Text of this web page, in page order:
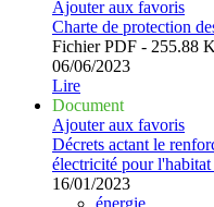
Ajouter aux favoris
Charte de protection
Fichier PDF - 255.88
06/06/2023
Lire
Document
Ajouter aux favoris
Décrets actant le
électricité pour
16/01/2023